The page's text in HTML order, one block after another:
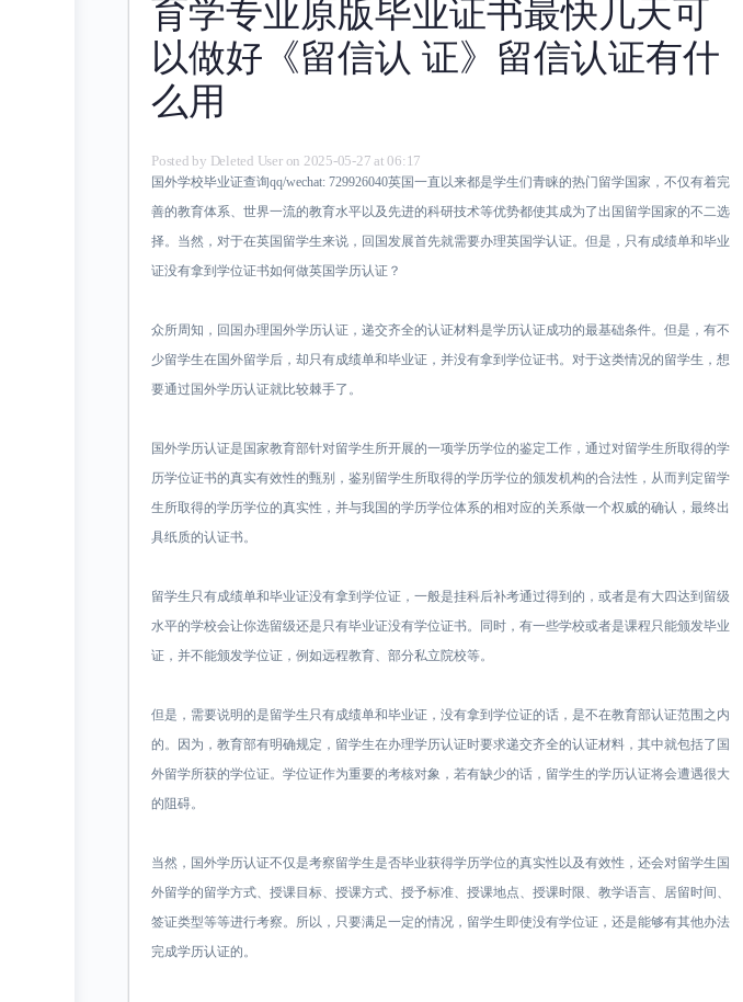
育学专业原版毕业证书最快几天可
以做好《留信认 证》留信认证有什
么用
Posted by Deleted User on 2025-05-27 at 06:17
国外学校毕业证查询qq/wechat: 729926040英国一直以来都是学生们青睐的热门留学国家，不仅有着完
善的教育体系、世界一流的教育水平以及先进的科研技术等优势都使其成为了出国留学国家的不二选
择。当然，对于在英国留学生来说，回国发展首先就需要办理英国学认证。但是，只有成绩单和毕业
证没有拿到学位证书如何做英国学历认证？
众所周知，回国办理国外学历认证，递交齐全的认证材料是学历认证成功的最基础条件。但是，有不
少留学生在国外留学后，却只有成绩单和毕业证，并没有拿到学位证书。对于这类情况的留学生，想
要通过国外学历认证就比较棘手了。
国外学历认证是国家教育部针对留学生所开展的一项学历学位的鉴定工作，通过对留学生所取得的学
历学位证书的真实有效性的甄别，鉴别留学生所取得的学历学位的颁发机构的合法性，从而判定留学
生所取得的学历学位的真实性，并与我国的学历学位体系的相对应的关系做一个权威的确认，最终出
具纸质的认证书。
留学生只有成绩单和毕业证没有拿到学位证，一般是挂科后补考通过得到的，或者是有大四达到留级
水平的学校会让你选留级还是只有毕业证没有学位证书。同时，有一些学校或者是课程只能颁发毕业
证，并不能颁发学位证，例如远程教育、部分私立院校等。
但是，需要说明的是留学生只有成绩单和毕业证，没有拿到学位证的话，是不在教育部认证范围之内
的。因为，教育部有明确规定，留学生在办理学历认证时要求递交齐全的认证材料，其中就包括了国
外留学所获的学位证。学位证作为重要的考核对象，若有缺少的话，留学生的学历认证将会遭遇很大
的阻碍。
当然，国外学历认证不仅是考察留学生是否毕业获得学历学位的真实性以及有效性，还会对留学生国
外留学的留学方式、授课目标、授课方式、授予标准、授课地点、授课时限、教学语言、居留时间、
签证类型等等进行考察。所以，只要满足一定的情况，留学生即使没有学位证，还是能够有其他办法
完成学历认证的。